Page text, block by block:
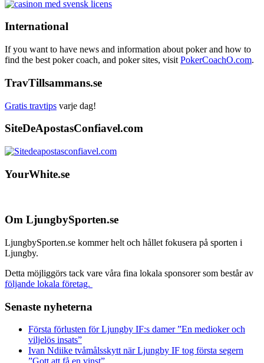
International
If you want to have news and information about poker and how to
find the best poker coach, and poker sites, visit PokerCoachO.com.
TravTillsammans.se
Gratis travtips varje dag!
SiteDeApostasConfiavel.com
YourWhite.se
Footer
Om LjungbySporten.se
LjungbySporten.se kommer helt och hållet fokusera på sporten i
Ljungby.
Detta möjliggörs tack vare våra fina lokala sponsorer som består av
följande lokala företag.
Senaste nyheterna
Första förlusten för Ljungby IF:s damer ”En medioker och
viljelös insats”
Ivan Ndiike tvåmålsskytt när Ljungby IF tog första segern